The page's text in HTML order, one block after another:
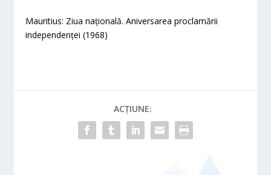
Mauritius: Ziua națională. Aniversarea proclamării
independenței (1968)
ACȚIUNE: